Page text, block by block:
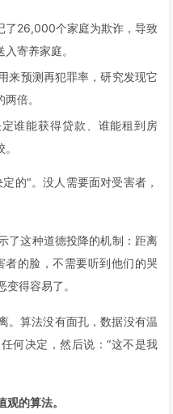
了26,000个家庭为欺诈，导致
寄养家庭。
来预测再犯罪率，研究发现它
倍。
谁能获得贷款、谁能租到房
的"。没人需要面对受害者，
了这种道德投降的机制：距离
的脸，不需要听到他们的哭
得容易了。
。算法没有面孔，数据没有温
何决定，然后说：“这不是我
的算法。